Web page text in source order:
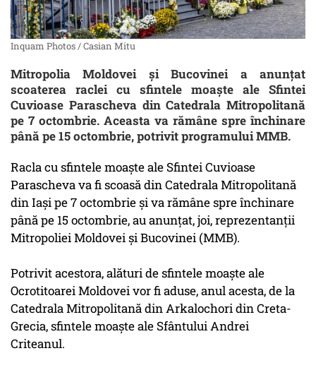
Inquam Photos / Casian Mitu
Mitropolia Moldovei și Bucovinei a anunțat
scoaterea raclei cu sfintele moaşte ale Sfintei
Cuvioase Parascheva din Catedrala Mitropolitană
pe 7 octombrie. Aceasta va rămâne spre închinare
până pe 15 octombrie, potrivit programului MMB.
Racla cu sfintele moaşte ale Sfintei Cuvioase
Parascheva va fi scoasă din Catedrala Mitropolitană
din Iaşi pe 7 octombrie şi va rămâne spre închinare
până pe 15 octombrie, au anunţat, joi, reprezentanţii
Mitropoliei Moldovei şi Bucovinei (MMB).
Potrivit acestora, alături de sfintele moaşte ale
Ocrotitoarei Moldovei vor fi aduse, anul acesta, de la
Catedrala Mitropolitană din Arkalochori din Creta-
Grecia, sfintele moaşte ale Sfântului Andrei
Criteanul.